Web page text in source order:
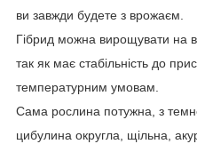
ви завжди будете з врожаєм.
Гібрид можна вирощувати на
так як має стабільність до
температурним умовам.
Сама рослина потужна, з
цибулина округла, щільна,